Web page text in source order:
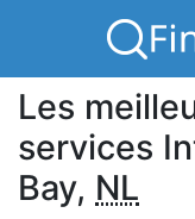
Les
services
Bay, NL